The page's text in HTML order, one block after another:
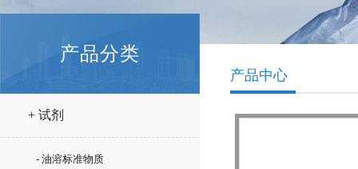
产品分类
+ 试剂
- 油溶标准物质
产品中心